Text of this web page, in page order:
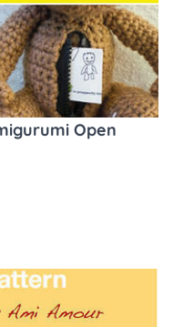
Open